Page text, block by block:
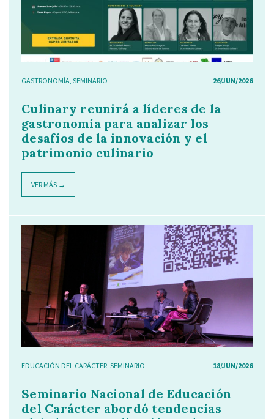
GASTRONOMÍA, SEMINARIO 26/JUN/2026
Culinary reunirá a líderes de la
gastronomía para analizar los
desafíos de la innovación y el
patrimonio culinario
VER MÁS →
EDUCACIÓN DEL CARÁCTER, SEMINARIO 18/JUN/2026
Seminario Nacional de Educación
del Carácter abordó tendencias